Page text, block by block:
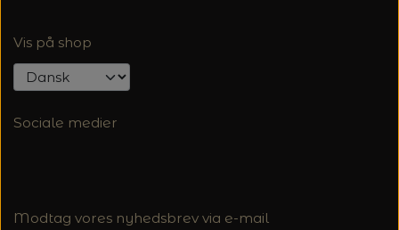
Vis på shop
Sociale medier
Modtag vores nyhedsbrev via e-mail